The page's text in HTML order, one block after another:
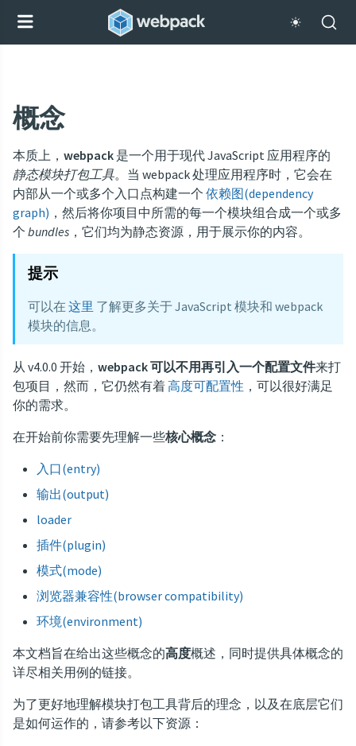
概念
本质上， webpack 是一个用于现代 JavaScript 应用程序的
静态模块打包工具。当 webpack 处理应用程序时，它会在
内部从一个或多个入口点构建一个 依赖图(dependency
graph) ，然后将你项目中所需的每一个模块组合成一个或多
个 bundles ，它们均为静态资源，用于展示你的内容。
提示
可以在 这里 了解更多关于 JavaScript 模块和 webpack
模块的信息。
从 v4.0.0 开始， webpack 可以不用再引入一个配置文件来打
包项目，然而，它仍然有着高度可配置性 ，可以很好满足
你的需求。
在开始前你需要先理解一些核心概念 ：
入口(entry)
输出(output)
loader
插件(plugin)
模式(mode)
浏览器兼容性(browser compatibility)
环境(environment)
本文档旨在给出这些概念的高度概述，同时提供具体概念的
详尽相关用例的链接。
为了更好地理解模块打包工具背后的理念，以及在底层它们
是如何运作的，请参考以下资源：